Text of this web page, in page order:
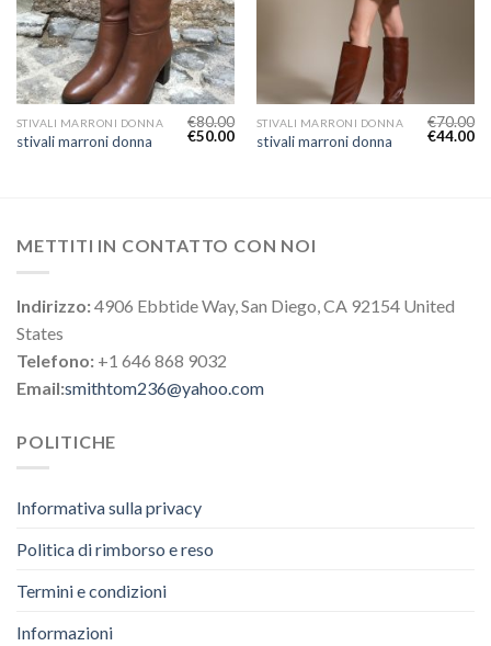
STIVALI MARRONI DONNA
stivali marroni donna
€80.00
€50.00
STIVALI MARRONI DONNA
stivali marroni donna
€70.00
€44.00
METTITI IN CONTATTO CON NOI
Indirizzo:4906 Ebbtide Way, San Diego, CA 92154 United
States
Telefono: +1 646 868 9032
Email:smithtom236@yahoo.com
POLITICHE
Informativa sulla privacy
Politica di rimborso e reso
Termini e condizioni
Informazioni